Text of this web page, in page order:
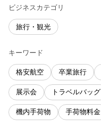
ビジネスカテゴリ
旅行・観光
キーワード
格安航空 卒業旅行
展示会 トラベルバッグ
機内手荷物 手荷物料金